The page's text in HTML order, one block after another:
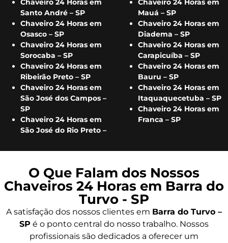
Chaveiro 24 Horas em
Santo André – SP
Chaveiro 24 Horas em
Osasco – SP
Chaveiro 24 Horas em
Sorocaba – SP
Chaveiro 24 Horas em
Ribeirão Preto – SP
Chaveiro 24 Horas em
São José dos Campos –
SP
Chaveiro 24 Horas em
São José do Rio Preto –
Chaveiro 24 Horas em
Mauá – SP
Chaveiro 24 Horas em
Diadema – SP
Chaveiro 24 Horas em
Carapicuíba – SP
Chaveiro 24 Horas em
Bauru – SP
Chaveiro 24 Horas em
Itaquaquecetuba – SP
Chaveiro 24 Horas em
Franca – SP
O Que Falam dos Nossos
Chaveiros 24 Horas em Barra do
Turvo - SP
A satisfação dos nossos clientes em Barra do Turvo –
SP é o ponto central do nosso trabalho. Nossos
profissionais são dedicados a oferecer um